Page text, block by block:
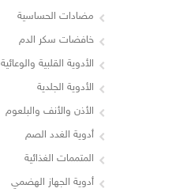
مضادات الحساسية
خافضات سكر الدم
الأدوية القلبية والوعائية
الأدوية الجلدية
الأذن والأنف والبلعوم
أدوية الغدد الصم
المتممات الغذائية
أدوية الجهاز الهضمي